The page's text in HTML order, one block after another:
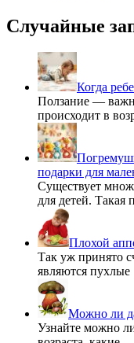
Случайные
Когда
Ползание —
происходит в
подарки для
Существует
для детей. Такая
Плохой
Так уж принято
являются
Можно ли
Узнайте можно